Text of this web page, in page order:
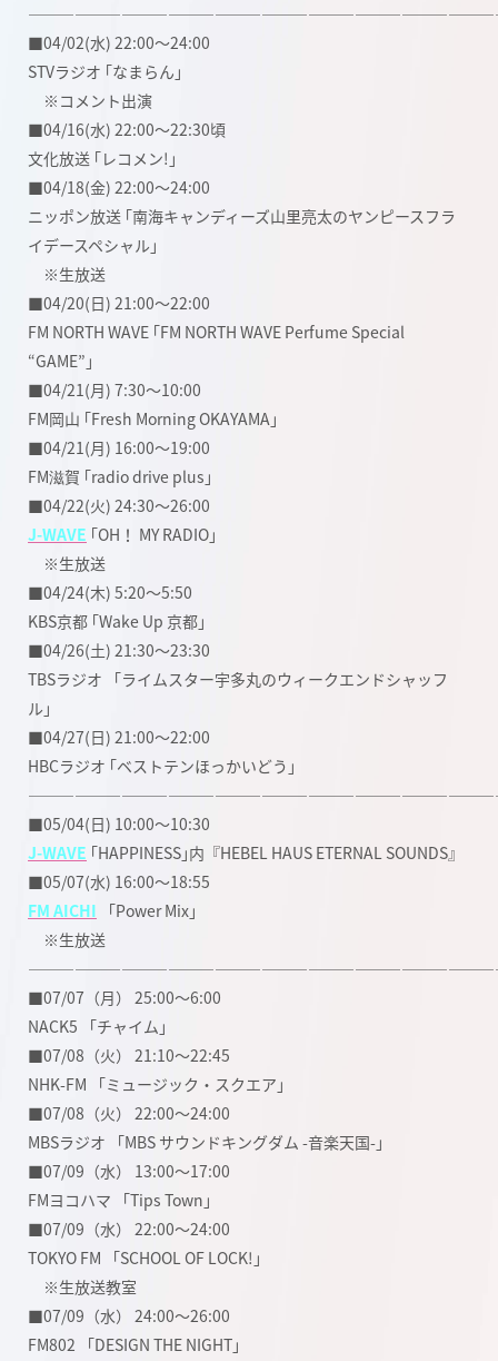
■04/02(水) 22:00〜24:00
STVラジオ ｢なまらん｣
※コメント出演
■04/16(水) 22:00〜22:30頃
文化放送 ｢レコメン!｣
■04/18(金) 22:00〜24:00
ニッポン放送 ｢南海キャンディーズ山里亮太のヤンピースフラ
イデースペシャル｣
※生放送
■04/20(日) 21:00〜22:00
FM NORTH WAVE ｢FM NORTH WAVE Perfume Special
“GAME”｣
■04/21(月) 7:30〜10:00
FM岡山 ｢Fresh Morning OKAYAMA｣
■04/21(月) 16:00〜19:00
FM滋賀 ｢radio drive plus｣
■04/22(火) 24:30〜26:00
J-WAVE ｢OH！ MY RADIO｣
※生放送
■04/24(木) 5:20〜5:50
KBS京都 ｢Wake Up 京都｣
■04/26(土) 21:30〜23:30
TBSラジオ 「ライムスター宇多丸のウィークエンドシャッフ
ル」
■04/27(日) 21:00〜22:00
HBCラジオ ｢ベストテンほっかいどう｣
■05/04(日) 10:00〜10:30
J-WAVE ｢HAPPINESS｣内『HEBEL HAUS ETERNAL SOUNDS』
■05/07(水) 16:00〜18:55
FM AICHI 「Power Mix」
※生放送
■07/07（月） 25:00〜6:00
NACK5 「チャイム」
■07/08（火） 21:10〜22:45
NHK-FM 「ミュージック・スクエア」
■07/08（火） 22:00〜24:00
MBSラジオ 「MBS サウンドキングダム -音楽天国-」
■07/09（水） 13:00〜17:00
FMヨコハマ 「Tips Town」
■07/09（水） 22:00〜24:00
TOKYO FM 「SCHOOL OF LOCK!」
※生放送教室
■07/09（水） 24:00〜26:00
FM802 「DESIGN THE NIGHT」